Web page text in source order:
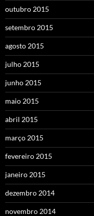
outubro 2015
setembro 2015
agosto 2015
julho 2015
junho 2015
maio 2015
abril 2015
março 2015
fevereiro 2015
janeiro 2015
dezembro 2014
novembro 2014